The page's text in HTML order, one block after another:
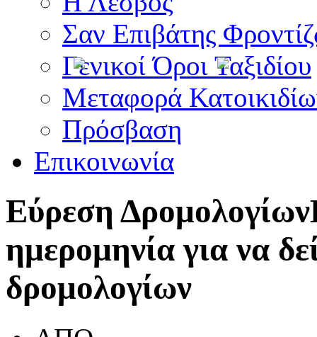
Σαν Επιβάτης
Γενικοί Όροι Ταξιδίου
Μεταφορά
Πρόσβαση
Επικοινωνία
Εύρεση Δρομολογίων
ημερομηνία για να
δρομολογίων